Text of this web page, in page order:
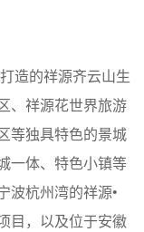
造的祥源齐云山生
、祥源花世界旅游
等独具特色的景城
一体、特色小镇等
波杭州湾的祥源•
目，以及位于安徽